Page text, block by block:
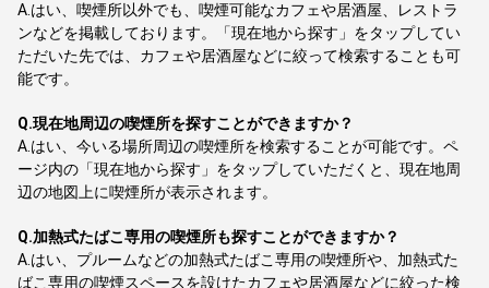
A. はい、喫煙所以外でも、喫煙可能なカフェや居酒屋、レストラ
ンなどを掲載しております。「現在地から探す」をタップしてい
ただいた先では、カフェや居酒屋などに絞って検索することも可
能です。
Q.現在地周辺の喫煙所を探すことができますか？
A. はい、今いる場所周辺の喫煙所を検索することが可能です。ペ
ージ内の「現在地から探す」をタップしていただくと、現在地周
辺の地図上に喫煙所が表示されます。
Q.加熱式たばこ専用の喫煙所も探すことができますか？
A. はい、プルームなどの加熱式たばこ専用の喫煙所や、加熱式た
ばこ専用の喫煙スペースを設けたカフェや居酒屋などに絞った検